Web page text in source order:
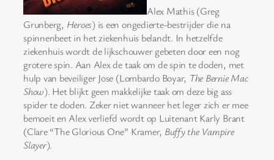
Alex Mathis (Greg
Grunberg, Heroes) is een ongedierte-bestrijder die na
spinnenbeet in het ziekenhuis belandt. In hetzelfde
ziekenhuis wordt de lijkschouwer gebeten door een nog
grotere spin. Aan Alex de taak om de spin te doden, met
hulp van beveiliger Jose (Lombardo Boyar, The Bernie Mac
Show). Het blijkt geen makkelijke taak om deze big ass
spider te doden. Zeker niet wanneer het leger zich er mee
bemoeit en Alex verliefd wordt op Luitenant Karly Brant
(Clare “The Glorious One” Kramer, Buffy the Vampire
Slayer).